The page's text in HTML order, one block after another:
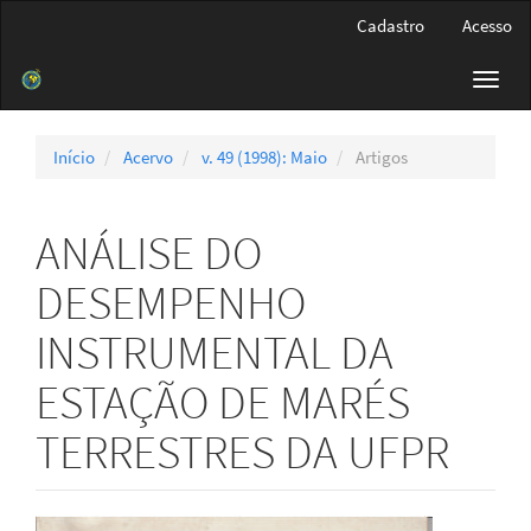
Barra
Cadastro Acesso
Início Acervo v. 49 (1998): Maio Artigos
ANÁLISE DO
DESEMPENHO
INSTRUMENTAL DA
ESTAÇÃO DE MARÉS
TERRESTRES DA UFPR